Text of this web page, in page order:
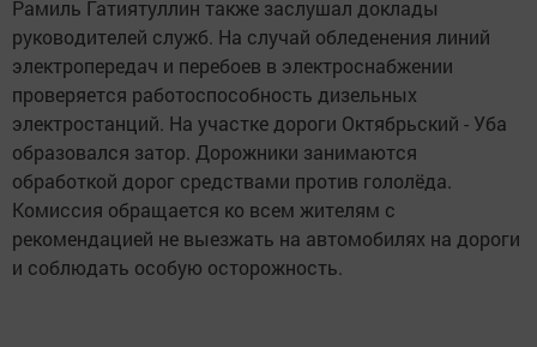
Рамиль Гатиятуллин также заслушал доклады
руководителей служб. На случай обледенения линий
электропередач и перебоев в электроснабжении
проверяется работоспособность дизельных
электростанций. На участке дороги Октябрьский - Уба
образовался затор. Дорожники занимаются
обработкой дорог средствами против гололёда.
Комиссия обращается ко всем жителям с
рекомендацией не выезжать на автомобилях на дороги
и соблюдать особую осторожность.